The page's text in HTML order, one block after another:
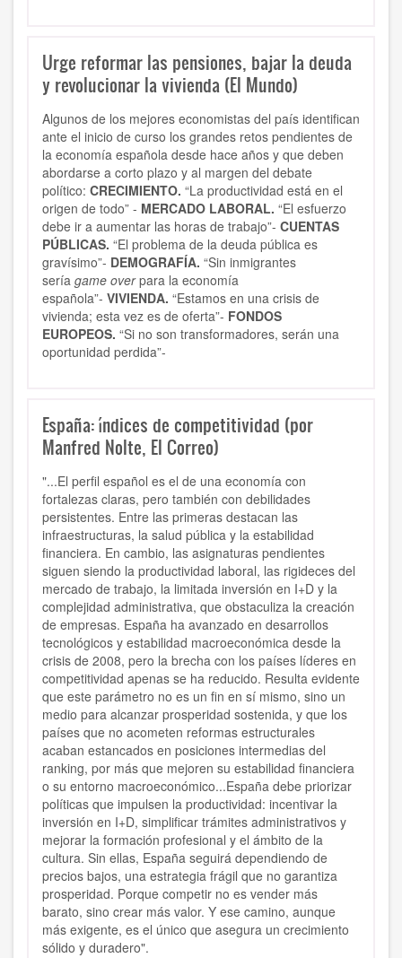
Urge reformar las pensiones, bajar la deuda
y revolucionar la vivienda (El Mundo)
Algunos de los mejores economistas del país identifican
ante el inicio de curso los grandes retos pendientes de
la economía española desde hace años y que deben
abordarse a corto plazo y al margen del debate
político: CRECIMIENTO. “La productividad está en el
origen de todo” - MERCADO LABORAL. “El esfuerzo
debe ir a aumentar las horas de trabajo”- CUENTAS
PÚBLICAS. “El problema de la deuda pública es
gravísimo”- DEMOGRAFÍA. “Sin inmigrantes
sería game overpara la economía
española”- VIVIENDA. “Estamos en una crisis de
vivienda; esta vez es de oferta”- FONDOS
EUROPEOS. “Si no son transformadores, serán una
oportunidad perdida”-
España: índices de competitividad (por
Manfred Nolte, El Correo)
"...El perfil español es el de una economía con
fortalezas claras, pero también con debilidades
persistentes. Entre las primeras destacan las
infraestructuras, la salud pública y la estabilidad
financiera. En cambio, las asignaturas pendientes
siguen siendo la productividad laboral, las rigideces del
mercado de trabajo, la limitada inversión en I+D y la
complejidad administrativa, que obstaculiza la creación
de empresas. España ha avanzado en desarrollos
tecnológicos y estabilidad macroeconómica desde la
crisis de 2008, pero la brecha con los países líderes en
competitividad apenas se ha reducido. Resulta evidente
que este parámetro no es un fin en sí mismo, sino un
medio para alcanzar prosperidad sostenida, y que los
países que no acometen reformas estructurales
acaban estancados en posiciones intermedias del
ranking, por más que mejoren su estabilidad financiera
o su entorno macroeconómico...España debe priorizar
políticas que impulsen la productividad: incentivar la
inversión en I+D, simplificar trámites administrativos y
mejorar la formación profesional y el ámbito de la
cultura. Sin ellas, España seguirá dependiendo de
precios bajos, una estrategia frágil que no garantiza
prosperidad. Porque competir no es vender más
barato, sino crear más valor. Y ese camino, aunque
más exigente, es el único que asegura un crecimiento
sólido y duradero".